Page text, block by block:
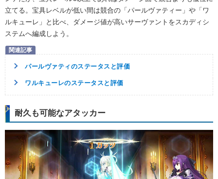
立てる。宝具レベルが低い間は競合の「パールヴァティー」や「ワ
ルキューレ」と比べ、ダメージ値が高いサーヴァントをスカディシ
ステムへ編成しよう。
パールヴァティのステータスと評価
ワルキューレのステータスと評価
耐久も可能なアタッカー